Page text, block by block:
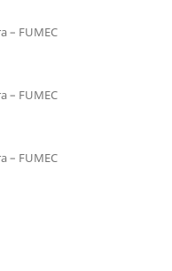
– FUMEC
– FUMEC
– FUMEC